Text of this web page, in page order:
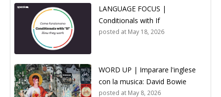
LANGUAGE FOCUS |
Conditionals with If
posted at May 18, 2026
WORD UP | Imparare l'inglese
con la musica: David Bowie
posted at May 8, 2026